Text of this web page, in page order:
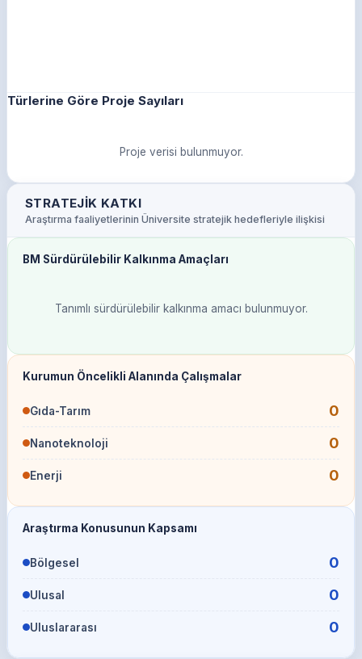
Türlerine Göre Proje Sayıları
Proje verisi bulunmuyor.
STRATEJIK KATKI
Araştırma faaliyetlerinin Üniversite stratejik hedefleriyle ilişkisi
BM Sürdürülebilir Kalkınma Amaçları
Tanımlı sürdürülebilir kalkınma amacı bulunmuyor.
Kurumun Öncelikli Alanında Çalışmalar
Gıda-Tarım 0
Nanoteknoloji 0
Enerji 0
Araştırma Konusunun Kapsamı
Bölgesel 0
Ulusal 0
Uluslararası 0